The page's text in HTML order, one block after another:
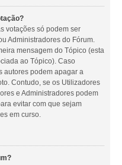
votações só podem ser
Administradores do Fórum.
mensagem do Tópico (esta
ao Tópico). Caso
autores podem apagar a
Contudo, se os Utilizadores
e Administradores podem
evitar com que sejam
em curso.